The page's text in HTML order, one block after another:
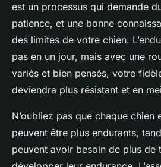
est un processus qui demande
patience, et une bonne
des limites de votre chien.
pas en un jour, mais avec une
variés et bien pensés, votre
deviendra plus résistant et en
N’oubliez pas que chaque chien
peuvent être plus endurants,
peuvent avoir besoin de plus de